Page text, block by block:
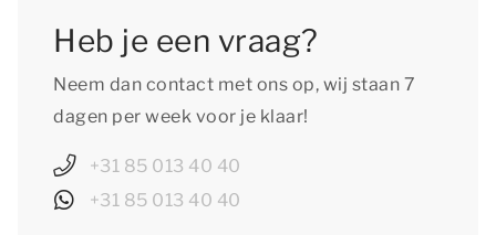
Heb je een vraag?
Neem dan contact met ons op, wij staan 7
dagen per week voor je klaar!
+31 85 013 40 40
+31 85 013 40 40